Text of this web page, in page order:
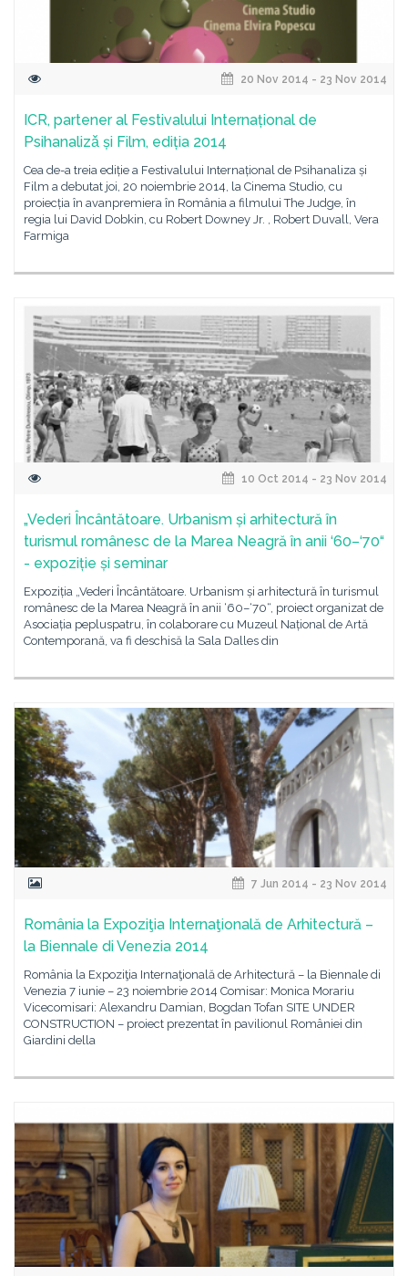
20 Nov 2014 - 23 Nov 2014
ICR, partener al Festivalului Internațional de
Psihanalizǎ și Film, ediția 2014
Cea de-a treia ediție a Festivalului Internațional de Psihanaliza și
Film a debutat joi, 20 noiembrie 2014, la Cinema Studio, cu
proiecția în avanpremiera în România a filmului The Judge, în
regia lui David Dobkin, cu Robert Downey Jr. , Robert Duvall, Vera
Farmiga
10 Oct 2014 - 23 Nov 2014
„Vederi Încântătoare. Urbanism și arhitectură în
turismul românesc de la Marea Neagră în anii ‘60–‘70“
- expoziție și seminar
Expoziția „Vederi Încântătoare. Urbanism și arhitectură în turismul
românesc de la Marea Neagră în anii ‘60–‘70“, proiect organizat de
Asociația pepluspatru, în colaborare cu Muzeul Național de Artă
Contemporană, va fi deschisă la Sala Dalles din
7 Jun 2014 - 23 Nov 2014
România la Expoziţia Internaţională de Arhitectură –
la Biennale di Venezia 2014
România la Expoziţia Internaţională de Arhitectură – la Biennale di
Venezia 7 iunie – 23 noiembrie 2014 Comisar: Monica Morariu
Vicecomisari: Alexandru Damian, Bogdan Tofan SITE UNDER
CONSTRUCTION – proiect prezentat în pavilionul României din
Giardini della